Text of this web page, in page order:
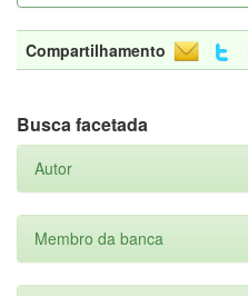
Compartilhamento
Busca facetada
Autor
Membro da banca